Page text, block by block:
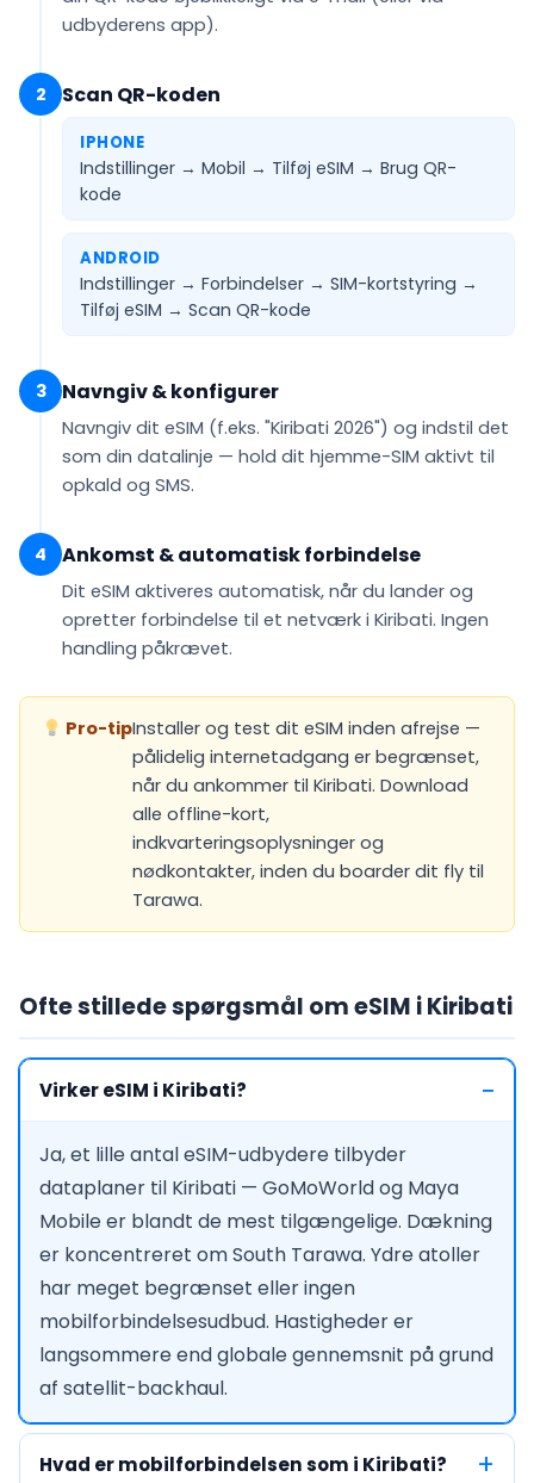
udbyderens app).
2 Scan QR-koden
IPHONE
Indstillinger → Mobil → Tilføj eSIM → Brug QR-
kode
ANDROID
Indstillinger → Forbindelser → SIM-kortstyring →
Tilføj eSIM → Scan QR-kode
3 Navngiv & konfigurer
Navngiv dit eSIM (f.eks. "Kiribati 2026") og indstil det
som din datalinje — hold dit hjemme-SIM aktivt til
opkald og SMS.
4 Ankomst & automatisk forbindelse
Dit eSIM aktiveres automatisk, når du lander og
opretter forbindelse til et netværk i Kiribati. Ingen
handling påkrævet.
Pro-tipInstaller og test dit eSIM inden afrejse —
pålidelig internetadgang er begrænset,
når du ankommer til Kiribati. Download
alle offline-kort,
indkvarteringsoplysninger og
nødkontakter, inden du boarder dit fly til
Tarawa.
Ofte stillede spørgsmål om eSIM i Kiribati
Virker eSIM i Kiribati?
Ja, et lille antal eSIM-udbydere tilbyder
dataplaner til Kiribati — GoMoWorld og Maya
Mobile er blandt de mest tilgængelige. Dækning
er koncentreret om South Tarawa. Ydre atoller
har meget begrænset eller ingen
mobilforbindelsesudbud. Hastigheder er
langsommere end globale gennemsnit på grund
af satellit-backhaul.
Hvad er mobilforbindelsen som i Kiribati?